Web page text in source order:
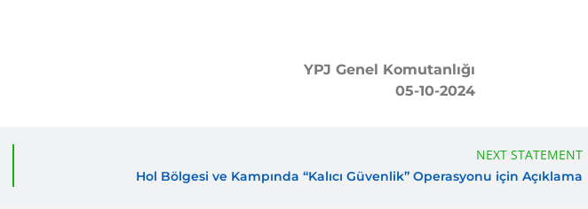
YPJ Genel Komutanlığı
05-10-2024
NEXT STATEMENT
Hol Bölgesi ve Kampında “Kalıcı Güvenlik” Operasyonu için Açıklama